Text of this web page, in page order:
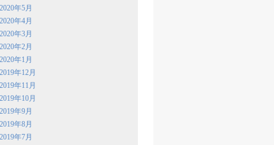
2020年5月
2020年4月
2020年3月
2020年2月
2020年1月
2019年12月
2019年11月
2019年10月
2019年9月
2019年8月
2019年7月